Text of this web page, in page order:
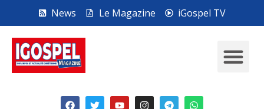
News Le Magazine iGospel TV